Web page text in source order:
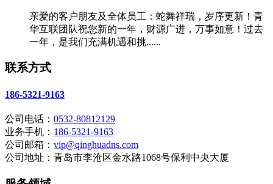
亲爱的客户朋友及全体员工：蛇舞祥瑞，岁序更新！青
华互联团队祝您新的一年，财源广进，万事如意！过去
一年，是我们充满机遇和挑......
联系方式
186-5321-9163
公司电话： 0532-80812129
业务手机： 186-5321-9163
公司邮箱： vip@qinghuadns.com
公司地址：青岛市李沧区金水路1068号保利中央大厦